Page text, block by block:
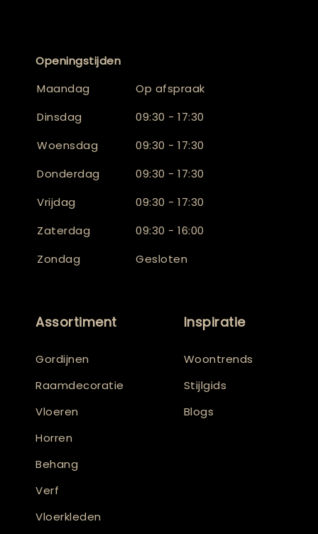
Openingstijden
Maandag
Op afspraak
Dinsdag
09:30 - 17:30
Woensdag
09:30 - 17:30
Donderdag
09:30 - 17:30
Vrijdag
09:30 - 17:30
Zaterdag
09:30 - 16:00
Zondag
Gesloten
Assortiment
Gordijnen
Raamdecoratie
Vloeren
Horren
Behang
Verf
Vloerkleden
Inspiratie
Woontrends
Stijlgids
Blogs